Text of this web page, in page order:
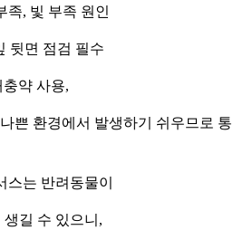
족, 빛 부족 원인
뒷면 점검 필수
약 사용,
쁜 환경에서 발생하기 쉬우므로 통
스는 반려동물이
생길 수 있으니,